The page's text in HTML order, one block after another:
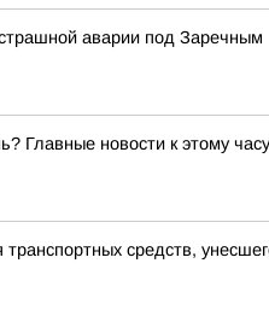
аварии под Заречным
Главные новости к этому
средств,